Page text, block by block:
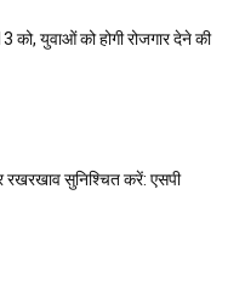
को, युवाओं को होगी रोजगार देने की
रखरखाव सुनिश्चित करें: एसपी